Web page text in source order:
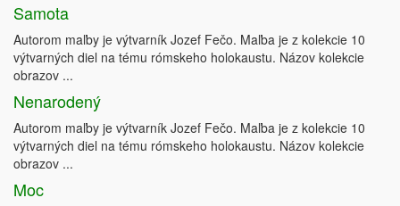
Samota
Autorom maľby je výtvarník Jozef Fečo. Maľba je z kolekcie 10
výtvarných diel na tému rómskeho holokaustu. Názov kolekcie
obrazov ...
Nenarodený
Autorom maľby je výtvarník Jozef Fečo. Maľba je z kolekcie 10
výtvarných diel na tému rómskeho holokaustu. Názov kolekcie
obrazov ...
Moc